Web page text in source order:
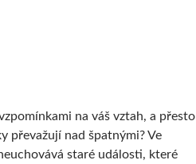
na váš vztah, a přesto
převažují nad špatnými? Ve
staré události, které